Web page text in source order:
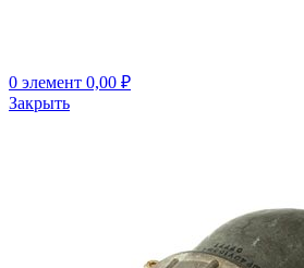
0 элемент 0,00 ₽
Закрыть